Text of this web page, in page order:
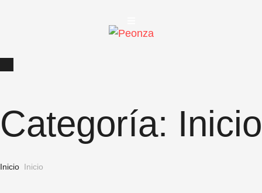
Categoría: Inicio
Inicio Inicio